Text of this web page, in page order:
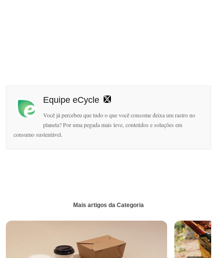
Equipe eCycle
Você já percebeu que tudo o que você consome deixa um rastro no
planeta? Por uma pegada mais leve, conteúdos e soluções em
consumo sustentável.
Mais artigos da Categoria